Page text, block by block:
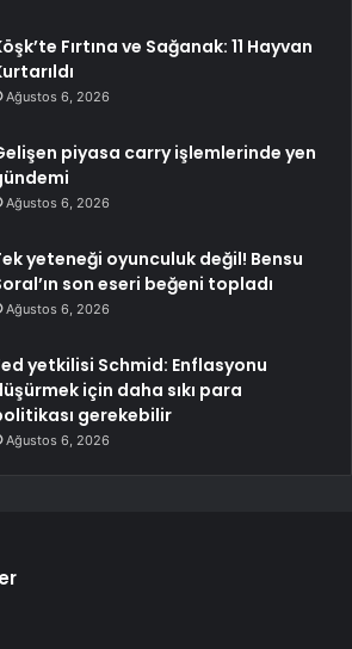
Fırtına ve Sağanak: 11 Hayvan
Ağustos 6, 2026
piyasa carry işlemlerinde yen
Ağustos 6, 2026
yeteneği oyunculuk değil! Bensu
son eseri beğeni topladı
Ağustos 6, 2026
yetkilisi Schmid: Enflasyonu
için daha sıkı para
gerekebilir
Ağustos 6, 2026